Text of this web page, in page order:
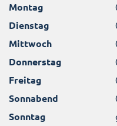
Montag
Dienstag
Mittwoch
Donnerstag
Freitag
Sonnabend
Sonntag